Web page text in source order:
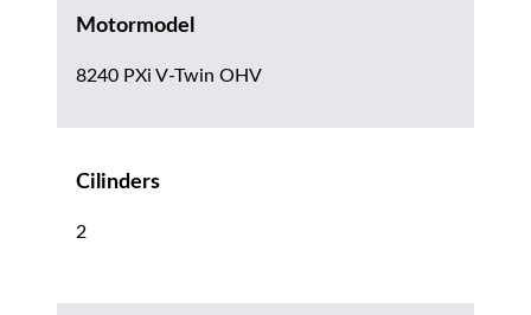
Motormodel
8240 PXi V-Twin OHV
Cilinders
2